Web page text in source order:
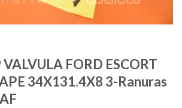
FORD ESCORT
34X131.4X8 3-Ranuras